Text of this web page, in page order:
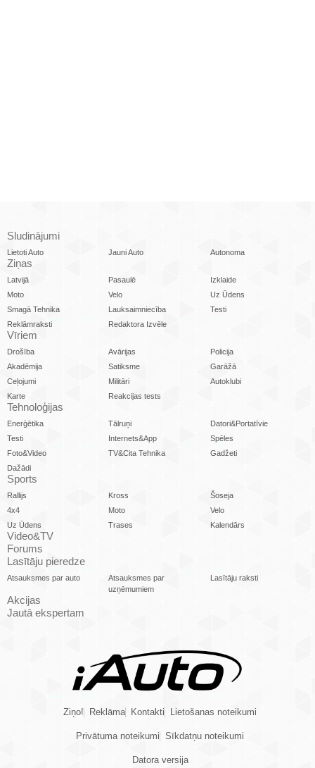
Sludinājumi
Lietoti Auto Jauni Auto Autonoma
Ziņas
Latvijā Pasaulē
Izklaide
Moto
Velo
Uz Ūdens
Smagā Tehnika
Lauksaimniecība
Testi
Reklāmraksti
Redaktora Izvēle
Vīriem
Drošība Avārijas
Policija
Akadēmija
Satiksme
Garāžā
Ceļojumi
Militāri
Autoklubi
Karte
Reakcijas tests
Tehnoloģijas
Enerģētika Tālruņi
Datori&Portatīvie
Testi
Internets&App
Spēles
Foto&Video
TV&Cita Tehnika
Gadžeti
Dažādi
Sports
Rallijs Kross
Šoseja
4x4
Moto
Velo
Uz Ūdens
Trases Kalendārs
Video&TV
Forums
Lasītāju pieredze
Atsauksmes par auto
Atsauksmes par
uzņēmumiem
Lasītāju raksti
Akcijas
Jautā ekspertam
Ziņo! Reklāma Kontakti Lietošanas noteikumi
Privātuma noteikumi Sīkdatņu noteikumi
Datora versija